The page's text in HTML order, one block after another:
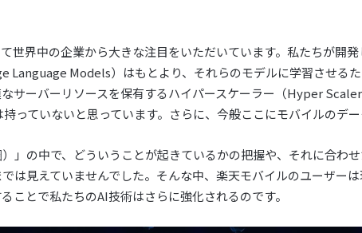
世界中の企業から大きな注目をいただいています。私たちが開
Language Models）はもとより、それらのモデルに学習させる
サーバーリソースを保有するハイパースケーラー（Hyper
っていないと思っています。さらに、今般ここにモバイルのデー
」の中で、どういうことが起きているかの把握や、それに合わ
は見えていませんでした。そんな中、楽天モバイルのユーザー
ことで私たちのAI技術はさらに強化されるのです。